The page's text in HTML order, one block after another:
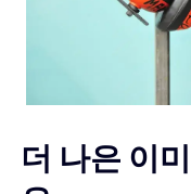
더 나은 이